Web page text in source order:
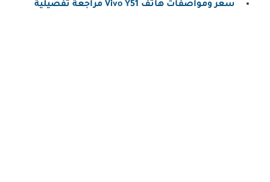
سعر ومواصفات هاتف Vivo Y51 مراجعة تفصيلية